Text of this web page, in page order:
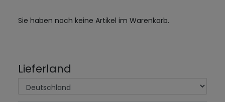
Sie haben noch keine Artikel im Warenkorb.
Lieferland